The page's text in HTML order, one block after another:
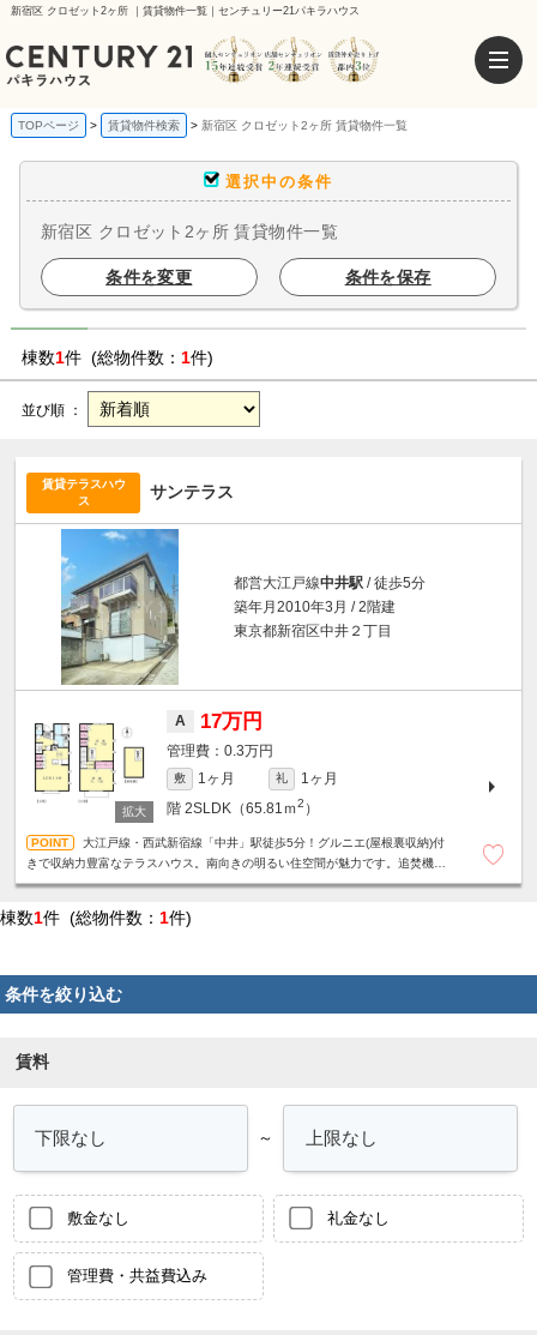
新宿区 クロゼット2ヶ所 ｜賃貸物件一覧｜センチュリー21パキラハウス
TOPページ 賃貸物件検索 新宿区 クロゼット2ヶ所 賃貸物件一覧
選択中の条件
新宿区 クロゼット2ヶ所 賃貸物件一覧
条件を変更 条件を保存
棟数1件 (総物件数： 1件)
並び順 ：
賃貸テラスハウ
ス
サンテラス
都営大江戸線中井駅 / 徒歩5分
築年月2010年3月 / 2階建
東京都新宿区中井２丁目
A 17万円
0.3万円
敷 1ヶ月 礼
1ヶ月
階 2SLDK（65.81ｍ2 ）
大江戸線・西武新宿線「中井」駅徒歩5分！グルニエ(屋根裏収納)付
きで収納力豊富なテラスハウス。南向きの明るい住空間が魅力です。追焚機能
棟数1件 (総物件数： 1件)
条件を絞り込む
賃料
～
敷金なし 礼金なし
管理費・共益費込み